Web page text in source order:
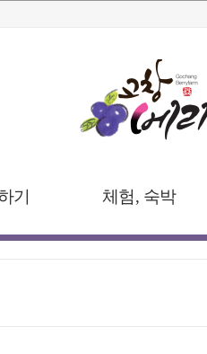
기 체험, 숙박